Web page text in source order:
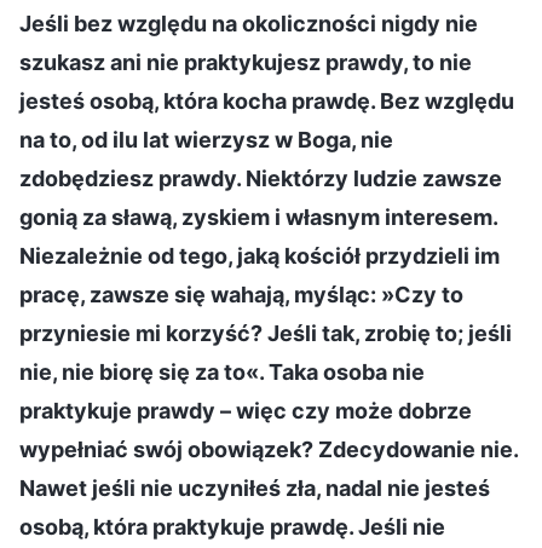
Jeśli bez względu na okoliczności nigdy nie
szukasz ani nie praktykujesz prawdy, to nie
jesteś osobą, która kocha prawdę. Bez względu
na to, od ilu lat wierzysz w Boga, nie
zdobędziesz prawdy. Niektórzy ludzie zawsze
gonią za sławą, zyskiem i własnym interesem.
Niezależnie od tego, jaką kościół przydzieli im
pracę, zawsze się wahają, myśląc: »Czy to
przyniesie mi korzyść? Jeśli tak, zrobię to; jeśli
nie, nie biorę się za to«. Taka osoba nie
praktykuje prawdy – więc czy może dobrze
wypełniać swój obowiązek? Zdecydowanie nie.
Nawet jeśli nie uczyniłeś zła, nadal nie jesteś
osobą, która praktykuje prawdę. Jeśli nie